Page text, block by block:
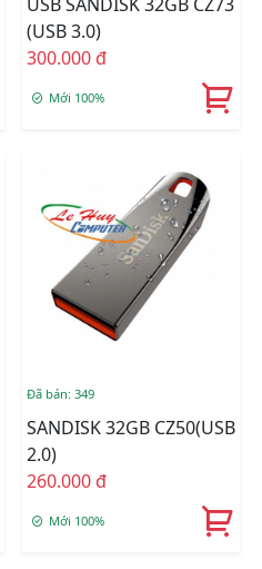
(USB 3.0)
300.000 đ
Mới 100%
Đã bán: 349
SANDISK 32GB CZ50(USB
2.0)
260.000 đ
Mới 100%